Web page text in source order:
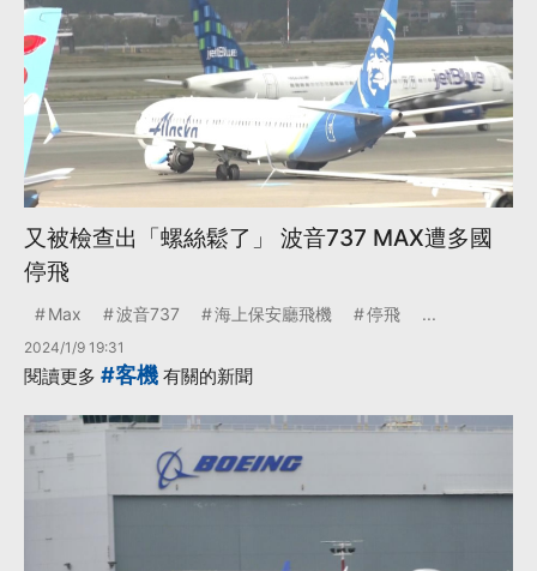
又被檢查出「螺絲鬆了」 波音737 MAX遭多國
停飛
Max 波音737 海上保安廳飛機 停飛 ...
2024/1/9 19:31
閱讀更多 #客機 有關的新聞